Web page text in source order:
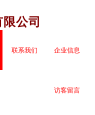
公司
联系我们 企业信息
访客留言